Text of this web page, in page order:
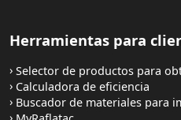
Herramientas para
Selector de productos para
Calculadora de eficiencia
Buscador de materiales para